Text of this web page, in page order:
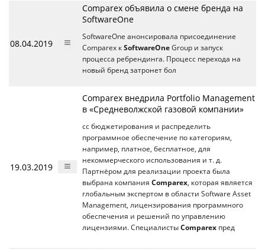
08.04.2019
Comparex объявила о смене бренда на
SoftwareOne
SoftwareOne анонсировала присоединение
Comparex к SoftwareOne Group и запуск
процесса ребрендинга. Процесс перехода на
новый бренд затронет бол
19.03.2019
Comparex внедрила Portfolio Management
в «Средневолжской газовой компании»
сс бюджетирования и распределить
программное обеспечение по категориям,
например, платное, бесплатное, для
некоммерческого использования и т. д.
Партнёром для реализации проекта была
выбрана компания Comparex, которая является
глобальным экспертом в области Software Asset
Management, лицензирования программного
обеспечения и решений по управлению
лицензиями. Специалисты Comparex пред